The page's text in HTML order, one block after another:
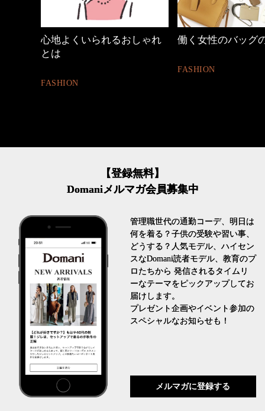
働く女性のバッグの中身
【ワーママのきれ
【登録無料】
Domaniメルマガ会員募集中
管理職世代の通勤コーデ、明日は
何を着る？子供の受験や習い事、
どうする？人気モデル、ハイセン
スなDomani読者モデル、教育のプ
ロたちから 発信されるタイムリ
ーなテーマをピックアップしてお
届けします。
プレゼント企画やイベント参加の
スペシャルなお知らせも！
メルマガに登録する